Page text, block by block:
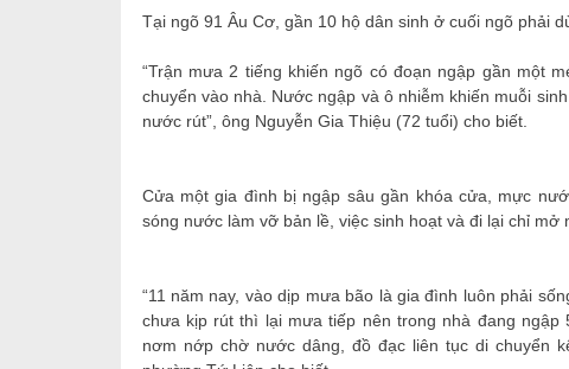
Tại ngõ 91 Âu Cơ, gần 10 hộ dân sinh ở cuối ngõ phải
“Trận mưa 2 tiếng khiến ngõ có đoạn ngập gần một
chuyển vào nhà. Nước ngập và ô nhiễm khiến muỗi
nước rút”, ông Nguyễn Gia Thiệu (72 tuổi) cho biết.
Cửa một gia đình bị ngập sâu gần khóa cửa, mực
sóng nước làm vỡ bản lề, việc sinh hoạt và đi lại chỉ mở
“11 năm nay, vào dịp mưa bão là gia đình luôn phải
chưa kịp rút thì lại mưa tiếp nên trong nhà đang
nơm nớp chờ nước dâng, đồ đạc liên tục di chuyển